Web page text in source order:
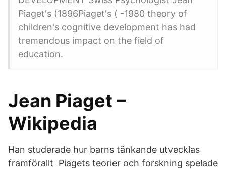
Piaget's (1896Piaget's ( -1980 theory of
children's cognitive development has had
tremendous impact on the field of
education.
Jean Piaget –
Wikipedia
Han studerade hur barns tänkande utvecklas
framförallt Piagets teorier och forskning spelade